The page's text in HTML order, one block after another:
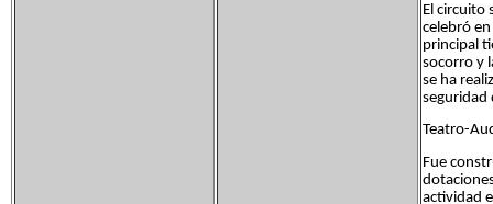
El circuito
celebró
principal
socorro y
se ha
seguridad
Teatro-
Fue
actividad